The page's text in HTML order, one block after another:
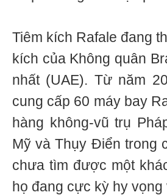
Tiêm kích Rafale đang
kích của Không quân
nhất (UAE). Từ năm
cung cấp 60 máy bay
hàng không-vũ trụ
Mỹ và Thụy Điển trong
chưa tìm được một
họ đang cực kỳ hy vọng